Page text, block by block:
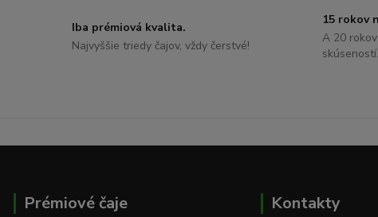
Iba prémiová kvalita.
Najvyššie triedy čajov, vždy čerstvé!
15 rokov
A 20
skúseností.
Prémiové čaje Kontakty